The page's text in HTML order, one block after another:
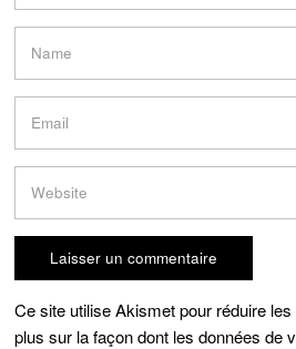
Ce site utilise Akismet pour réduire
plus sur la façon dont les données de